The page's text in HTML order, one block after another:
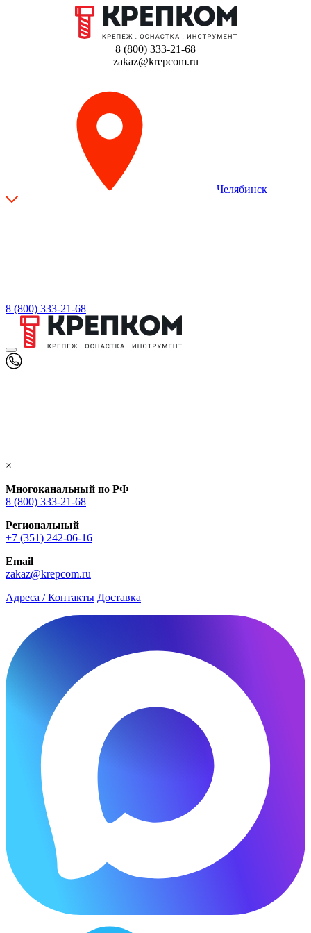
8 (800) 333-21-68
zakaz@krepcom.ru
Челябинск
8 (800) 333-21-68
×
Многоканальный по РФ
8 (800) 333‑21-68
Региональный
+7 (351) 242-06-16
Email
zakaz@krepcom.ru
Адреса / Контакты Доставка